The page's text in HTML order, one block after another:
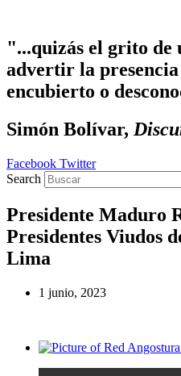
"...quizás el grito de
advertir la
encubierto o
Simón Bolívar,
Facebook Twitter
Search
Presidente Maduro
Presidentes Viudos
Lima
1 junio, 2023